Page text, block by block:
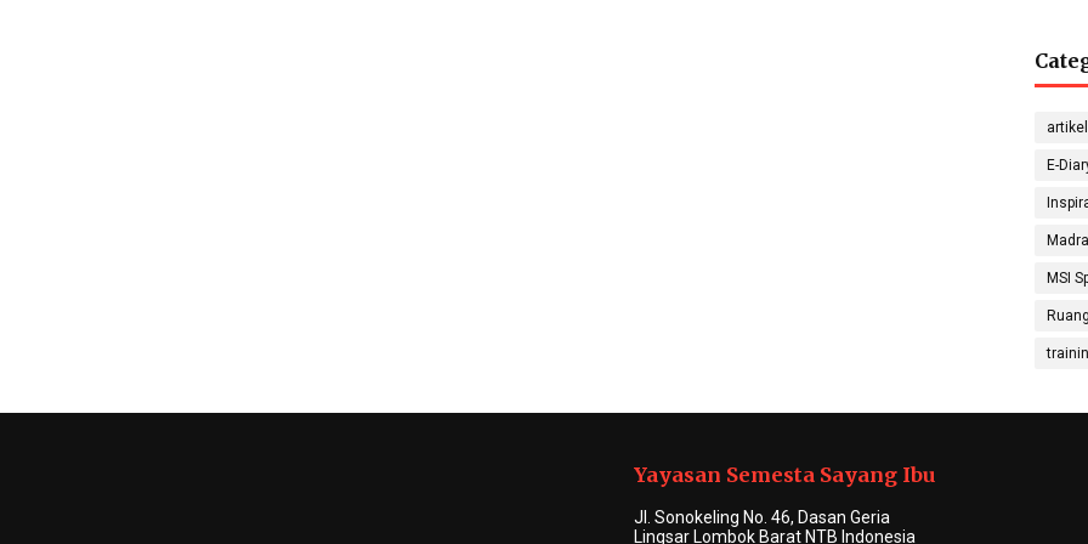
Math
artikel
E-
MSI
Yayasan Semesta Sayang Ibu
Jl. Sonokeling No. 46, Dasan Geria
Lingsar Lombok Barat NTB Indonesia